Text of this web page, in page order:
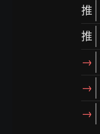
推
推
→
→
→